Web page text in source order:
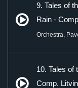
9. Tales of
Rain -
Orchestra,
10. Tales of
Comp.